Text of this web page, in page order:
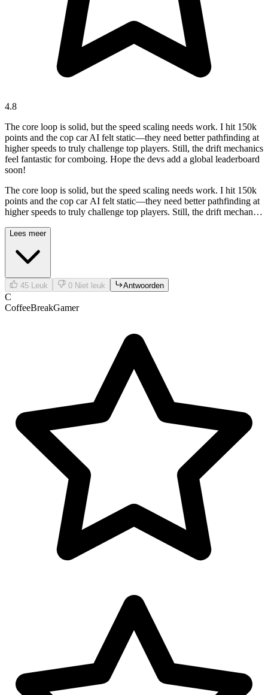
4.8
The core loop is solid, but the speed scaling needs work. I hit 150k
points and the cop car AI felt static—they need better pathfinding at
higher speeds to truly challenge top players. Still, the drift mechanics
feel fantastic for comboing. Hope the devs add a global leaderboard
soon!
The core loop is solid, but the speed scaling needs work. I hit 150k
points and the cop car AI felt static—they need better pathfinding at
higher speeds to truly challenge top players. Still, the drift mechanics
soon!
Lees meer
45 Leuk 0 Niet leuk Antwoorden
C
CoffeeBreakGamer